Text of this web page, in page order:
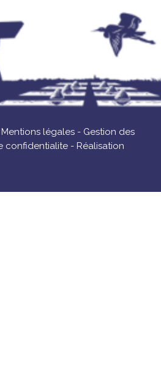
Mentions légales - Gestion des
confidentialite - Réalisation